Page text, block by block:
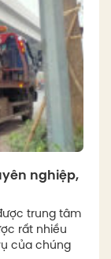
nghiệp,
trung tâm
rất nhiều
của chúng